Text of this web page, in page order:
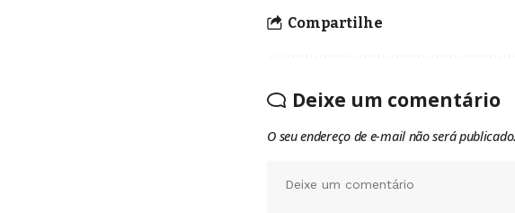
Compartilhe
Deixe um comentário
O seu endereço de e-mail não será publicado.